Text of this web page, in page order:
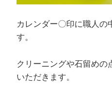
カレンダー〇印に職人の
す。
クリーニングや石留めの
いただきます。